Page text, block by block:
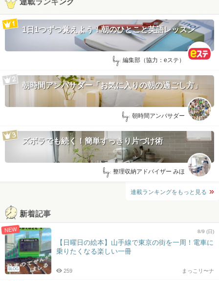
連載ランキング
1日1つずつ覚えよう！朝のひとこと英語レッスン
by: 編集部（協力：eステ）
朝時間アンバサダー「お気に入りの朝の過ごし方」
by: 朝時間アンバサダー
ズボラでも続く！簡単すっきり片づけ術
by: 整理収納アドバイザー みほ
連載ランキングをもっと見る
新着記事
NEW
BLOG
8/9 (日)
【日曜日の絵本】山手線で東京の街を一周！電車に
乗りたくなる楽しい一冊
まっこリ〜ナ
259